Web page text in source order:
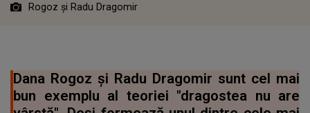
Rogoz și Radu Dragomir
Dana Rogoz și Radu Dragomir sunt cel mai
bun exemplu al teoriei "dragostea nu are